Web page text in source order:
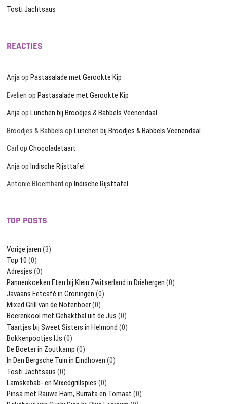
Tosti Jachtsaus
REACTIES
AnjaopPastasalade met Gerookte Kip
Evelien opPastasalade met Gerookte Kip
AnjaopLunchen bij Broodjes & Babbels Veenendaal
Broodjes & Babbels opLunchen bij Broodjes & Babbels Veenendaal
Carl opChocoladetaart
AnjaopIndische Rijsttafel
Antonie Bloemhard opIndische Rijsttafel
TOP POSTS
Vorige jaren (3)
Top 10 (0)
Adresjes (0)
Pannenkoeken Eten bij Klein Zwitserland in Driebergen (0)
Javaans Eetcafé in Groningen (0)
Mixed Grill van de Notenboer(0)
Boerenkool met Gehaktbal uit de Jus (0)
Taartjes bij Sweet Sisters in Helmond (0)
Bokkenpootjes IJs (0)
De Boeter in Zoutkamp (0)
In Den Bergsche Tuin in Eindhoven (0)
Tosti Jachtsaus (0)
Lamskebab- en Mixedgrillspies (0)
Pinsa met Rauwe Ham, Burrata en Tomaat (0)